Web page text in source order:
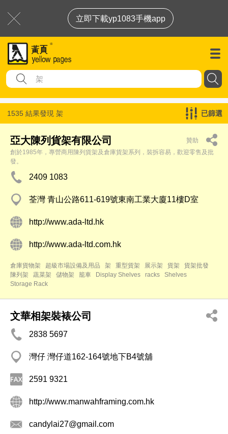
立即下載yp1083手機app
1535 結果發現 架 已篩選
亞大陳列貨架有限公司
贊助
創於1985年，專營商用陳列貨架及倉庫貨架系列，裝拆容易，歡迎零售及批
發。
2409 1083
荃灣 青山公路611-619號東南工業大廈11樓D室
http://www.ada-ltd.hk
http://www.ada-ltd.com.hk
倉庫貨物架 超級市場設備及用品 架 重型貨架 展示架 貨架
貨架批發
陳列架
蔬菜架 儲物架 籠車 Display Shelves racks
Shelves
Storage Rack
文華相架裝裱公司
2838 5697
灣仔 灣仔道162-164號地下B4號舖
2591 9321
http://www.manwahframing.com.hk
candylai27@gmail.com